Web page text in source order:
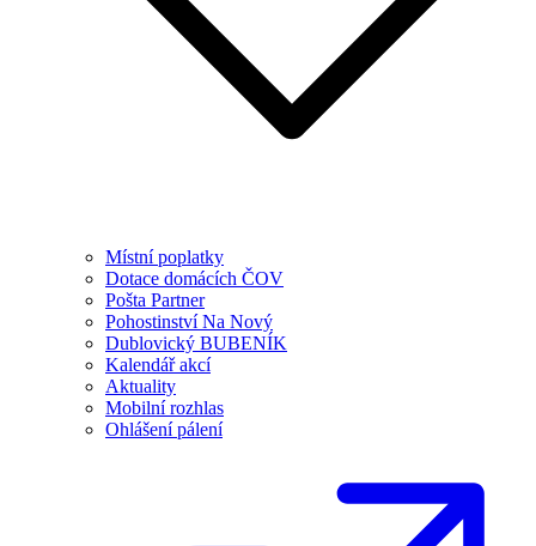
Místní poplatky
Dotace domácích ČOV
Pošta Partner
Pohostinství Na Nový
Dublovický BUBENÍK
Kalendář akcí
Aktuality
Mobilní rozhlas
Ohlášení pálení